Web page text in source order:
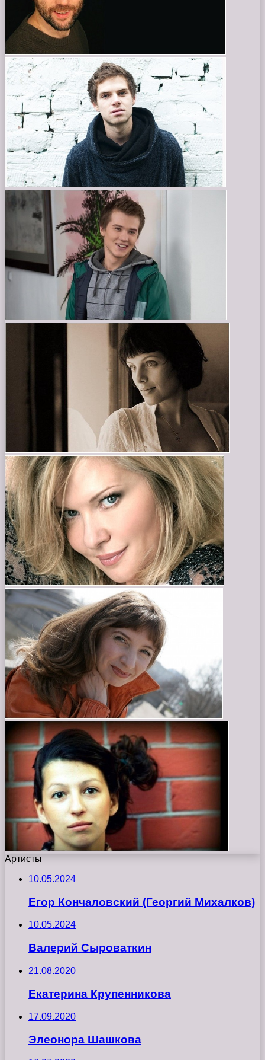
Артисты
10.05.2024
Егор Кончаловский (Георгий Михалков)
10.05.2024
Валерий Сыроваткин
21.08.2020
Екатерина Крупенникова
17.09.2020
Элеонора Шашкова